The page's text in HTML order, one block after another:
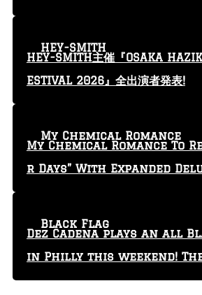
HEY-SMITH主催『OSAKA
ESTIVAL 2026』全出演者発表!
HEY-SMITH
My Chemical Romance To
r Days” With Expanded
My Chemical Romance
Dez Cadena plays an all
in Philly this weekend!
29 tickets left!
Black Flag